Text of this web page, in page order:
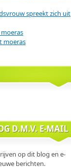
spreekt zich uit
moeras
moeras
D.M.V. E-MAIL
op dit blog en e-
berichten.